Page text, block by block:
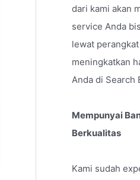
dari kami akan
service Anda
lewat
meningkatkan
Anda di Search
Mempunyai
Berkualitas
Kami sudah